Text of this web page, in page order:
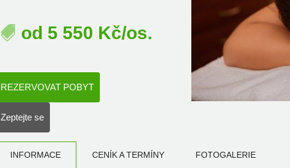
od 5 550 Kč/os.
REZERVOVAT POBYT
Zeptejte se
INFORMACE CENÍK A TERMÍNY FOTOGALERIE